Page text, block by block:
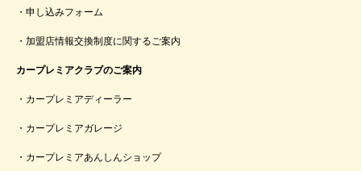
申し込みフォーム
加盟店情報交換制度に関するご案内
カープレミアクラブのご案内
カープレミアディーラー
カープレミアガレージ
カープレミアあんしんショップ